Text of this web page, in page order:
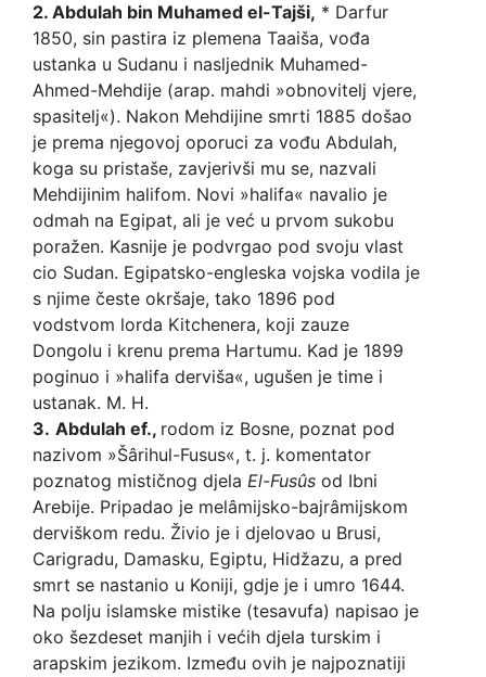
2. Abdulah bin Muhamed el-Tajši, * Darfur
1850, sin pastira iz plemena Taaiša, vođa
ustanka u Sudanu i nasljednik Muhamed-
Ahmed-Mehdije (arap. mahdi »obnovitelj vjere,
spasitelj«). Nakon Mehdijine smrti 1885 došao
je prema njegovoj oporuci za vođu Abdulah,
koga su pristaše, zavjerivši mu se, nazvali
Mehdijinim halifom. Novi »halifa« navalio je
odmah na Egipat, ali je već u prvom sukobu
poražen. Kasnije je podvrgao pod svoju vlast
cio Sudan. Egipatsko-engleska vojska vodila je
s njime česte okršaje, tako 1896 pod
vodstvom lorda Kitchenera, koji zauze
Dongolu i krenu prema Hartumu. Kad je 1899
poginuo i »halifa derviša«, ugušen je time i
ustanak. M. H.
3. Abdulah ef., rodom iz Bosne, poznat pod
nazivom »Šârihul-Fusus«, t. j. komentator
poznatog mističnog djela El-Fusûs od Ibni
Arebije. Pripadao je melâmijsko-bajrâmijskom
derviškom redu. Živio je i djelovao u Brusi,
Carigradu, Damasku, Egiptu, Hidžazu, a pred
smrt se nastanio u Koniji, gdje je i umro 1644.
Na polju islamske mistike (tesavufa) napisao je
oko šezdeset manjih i većih djela turskim i
arapskim jezikom. Između ovih je najpoznatiji